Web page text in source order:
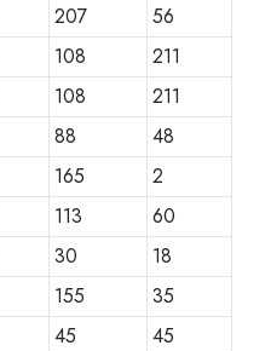
207
56
108
211
108
211
88
48
165
2
113
60
30
18
155
35
45 45